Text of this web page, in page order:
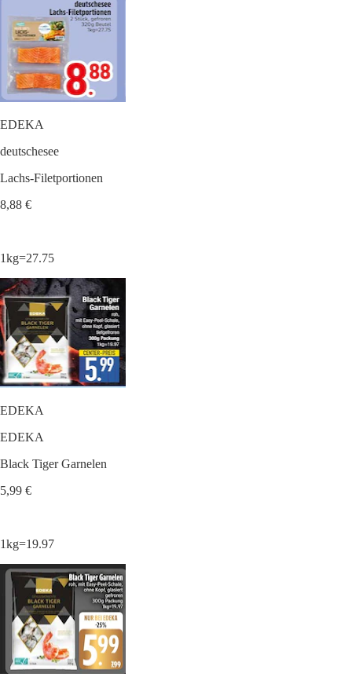
EDEKA
deutschesee
Lachs-Filetportionen
8,88 €
1kg=27.75
EDEKA
EDEKA
Black Tiger Garnelen
5,99 €
1kg=19.97